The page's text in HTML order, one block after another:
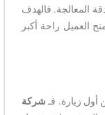
المعالجة. فالهدف
العميل راحة أكبر
أول زيارة. فـ شركة